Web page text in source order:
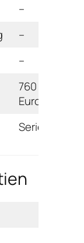
–
–
–
760
Euro
Serie